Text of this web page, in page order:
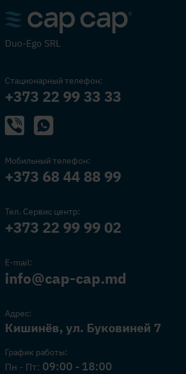
Duo-Ego SRL
Стационарный телефон:
+373 22 99 33 33
Мобильный телефон:
+373 68 44 88 99
Тел. Сервис центр:
+373 22 99 99 02
E-mail:
info@cap-cap.md
Адрес:
Кишинёв, ул. Буковиней 7
График работы:
Пн - Пт: 09:00 - 18:00